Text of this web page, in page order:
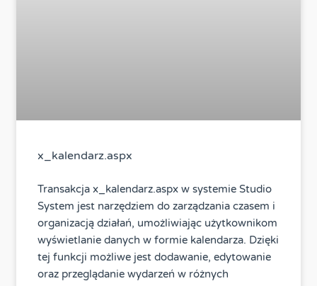
x_kalendarz.aspx
Transakcja x_kalendarz.aspx w systemie Studio
System jest narzędziem do zarządzania czasem i
organizacją działań, umożliwiając użytkownikom
wyświetlanie danych w formie kalendarza. Dzięki
tej funkcji możliwe jest dodawanie, edytowanie
oraz przeglądanie wydarzeń w różnych